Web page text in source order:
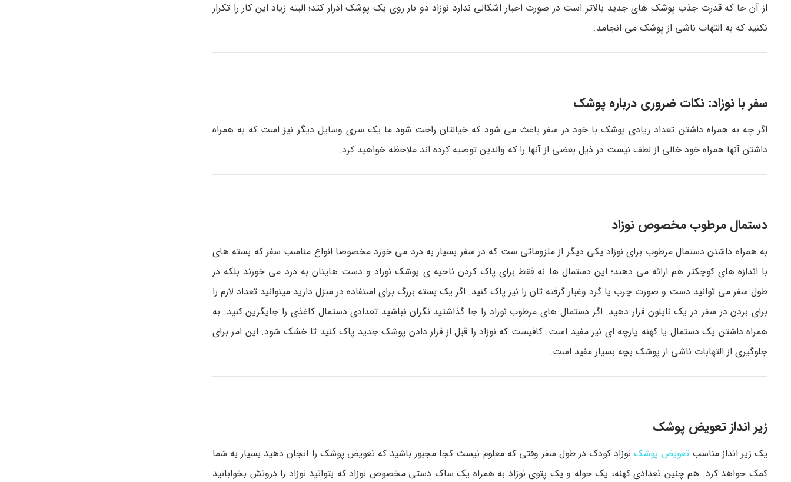
از آن جا که قدرت جذب پوشک های جدید بالاتر است در صورت اجبار اشکالی ندارد نوزاد دو بار روی یک پوشک ادرار کتد؛ البته زیاد این کار را تکرار
نکنید که به التهاب ناشی از پوشک می انجامد.
سفر با نوزاد: نکات ضروری درباره پوشک
اگر چه به همراه داشتن تعداد زیادی پوشک با خود در سفر باعث می شود که خیالتان راحت شود ما یک سری وسایل دیگر نیز است که به همراه
داشتن آنها همراه خود خالی از لطف نیست در ذیل بعضی از آنها را که والدین توصیه کرده اند ملاحظه خواهید کرد:
دستمال مرطوب مخصوص نوزاد
به همراه داشتن دستمال مرطوب برای نوزاد یکی دیگر از ملزوماتی ست که در سفر بسیار به درد می خورد مخصوصا انواع مناسب سفر که بسته های
با اندازه های کوچکتر هم ارائه می دهند؛ این دستمال ها نه فقط برای پاک کردن ناحیه ی پوشک نوزاد و دست هایتان به درد می خورند بلکه در
طول سفر می توانید دست و صورت چرب یا گرد وغبار گرفته تان را نیز پاک کنید. اگر یک بسته بزرگ برای استفاده در منزل دارید میتوانید تعداد لازم را
برای بردن در سفر در یک نایلون قرار دهید. اگر دستمال های مرطوب نوزاد را جا گذاشتید نگران نباشید تعدادی دستمال کاغذی را جایگزین کنید. به
همراه داشتن یک دستمال یا کهنه پارچه ای نیز مفید است. کافیست که نوزاد را قبل از قرار دادن پوشک جدید پاک کنید تا خشک شود. این امر برای
جلوگیری از التهابات ناشی از پوشک بچه بسیار مفید است.
زیر انداز تعویض پوشک
یک زیر انداز مناسبتعویض پوشکنوزاد کودک در طول سفر وقتی که معلوم نیست کجا مجبور باشید که تعویض پوشک را انجان دهید بسیار به شما
کمک خواهد کرد. هم چنین تعدادی کهنه، یک حوله و یک پتوی نوزاد به همراه یک ساک دستی مخصوص نوزاد که بتوانید نوزاد را درونش بخوابانید